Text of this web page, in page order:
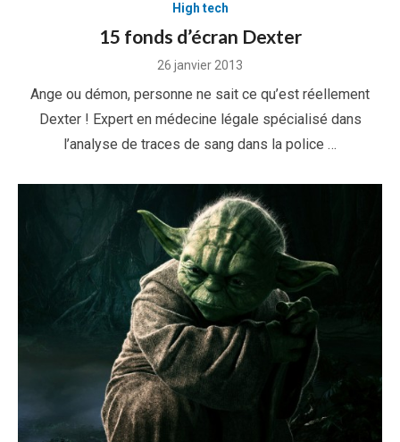
High tech
15 fonds d’écran Dexter
Posted
26 janvier 2013
Ange ou démon, personne ne sait ce qu’est réellement
Dexter ! Expert en médecine légale spécialisé dans
l’analyse de traces de sang dans la police …